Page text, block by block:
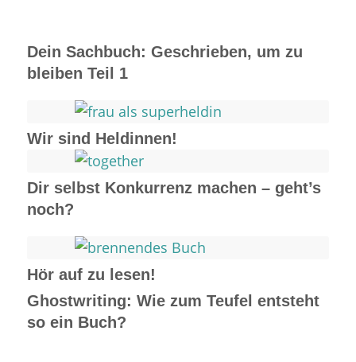
Dein Sachbuch: Geschrieben, um zu
bleiben Teil 1
Wir sind Heldinnen!
Dir selbst Konkurrenz machen – geht’s
noch?
Hör auf zu lesen!
Ghostwriting: Wie zum Teufel entsteht
so ein Buch?